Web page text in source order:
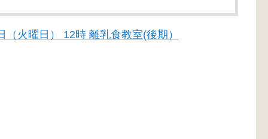
火曜日） 12時 離乳食教室(後期）